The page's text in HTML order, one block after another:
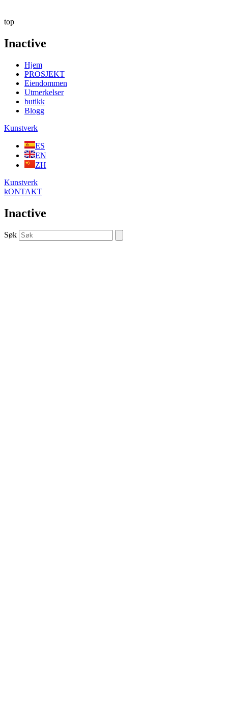
top
Inactive
Hjem
PROSJEKT
Eiendommen
Utmerkelser
butikk
Blogg
Kunstverk
ES
EN
ZH
Kunstverk
kONTAKT
Inactive
Søk